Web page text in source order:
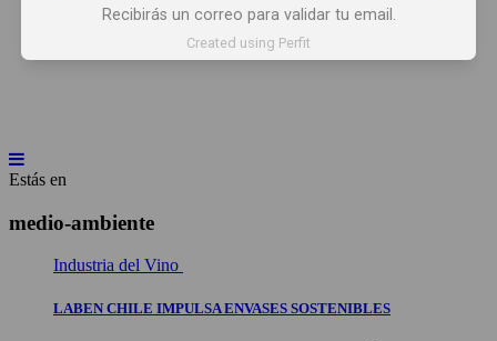
NOTICIAS ARTÍCULOS
Estás en
medio-ambiente
Industria del Vino
LABEN CHILE IMPULSA ENVASES SOSTENIBLES
Recibirás un correo para validar tu email.
Created using Perfit